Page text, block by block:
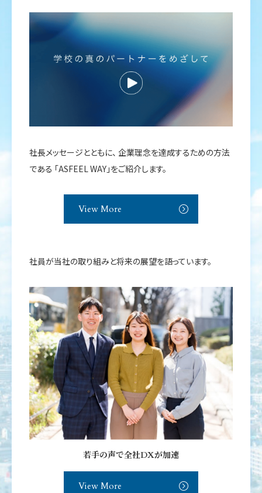
社長メッセージとともに、 企業理念を達成するための方法
である 「ASFEEL WAY」をご紹介します。
View More
社員が当社の取り組みと将来の展望を語っています。
若手の声で全社DXが加速
View More